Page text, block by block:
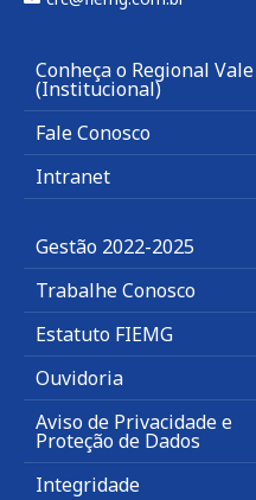
Conheça o Regional
(Institucional)
Fale Conosco
Intranet
Gestão 2022-2025
Trabalhe Conosco
Estatuto FIEMG
Ouvidoria
Aviso de Privacidade e
Proteção de Dados
Integridade